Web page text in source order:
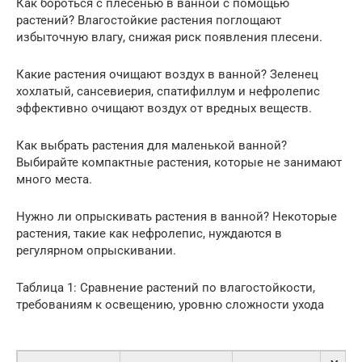
Как бороться с плесенью в ванной с помощью
растений? Влагостойкие растения поглощают
избыточную влагу, снижая риск появления плесени.
Какие растения очищают воздух в ванной? Зеленец
хохлатый, сансевиерия, спатифиллум и нефролепис
эффективно очищают воздух от вредных веществ.
Как выбрать растения для маленькой ванной?
Выбирайте компактные растения, которые не занимают
много места.
Нужно ли опрыскивать растения в ванной? Некоторые
растения, такие как нефролепис, нуждаются в
регулярном опрыскивании.
Таблица 1: Сравнение растений по влагостойкости,
требованиям к освещению, уровню сложности ухода